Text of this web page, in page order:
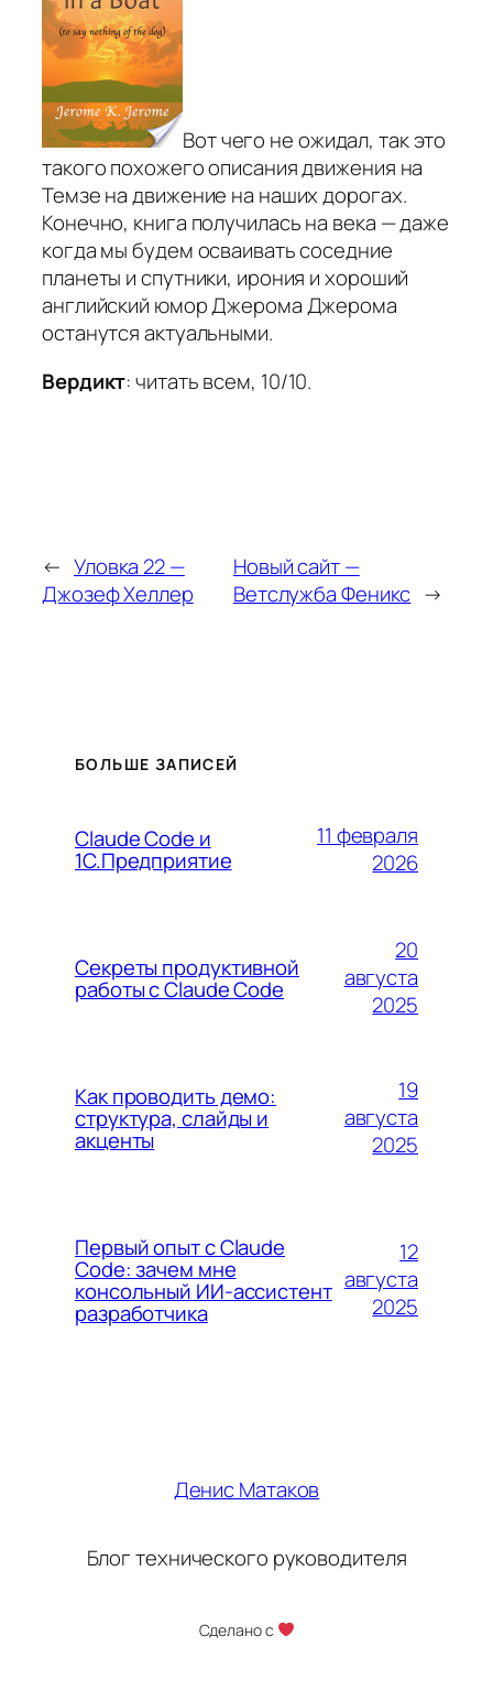
Вот чего не ожидал, так это
такого похожего описания движения на
Темзе на движение на наших дорогах.
Конечно, книга получилась на века — даже
когда мы будем осваивать соседние
планеты и спутники, ирония и хороший
английский юмор Джерома Джерома
останутся актуальными.
Вердикт: читать всем, 10/10.
← Уловка 22 —
Джозеф Хеллер
Новый сайт —
Ветслужба Феникс →
БОЛЬШЕ ЗАПИСЕЙ
Claude Code и
1С.Предприятие
11 февраля
2026
Секреты продуктивной
работы с Claude Code
20
августа
2025
Как проводить демо:
структура, слайды и
акценты
19
августа
2025
Первый опыт с Claude
Code: зачем мне
консольный ИИ-ассистент
разработчика
12
августа
2025
Денис Матаков
Блог технического руководителя
Сделано с